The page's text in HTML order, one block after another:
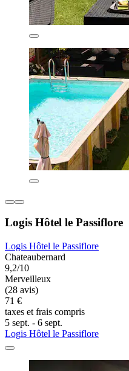
Logis Hôtel le Passiflore
Logis Hôtel le Passiflore
Chateaubernard
9,2/10
Merveilleux
(28 avis)
71 €
taxes et frais compris
5 sept. - 6 sept.
Logis Hôtel le Passiflore